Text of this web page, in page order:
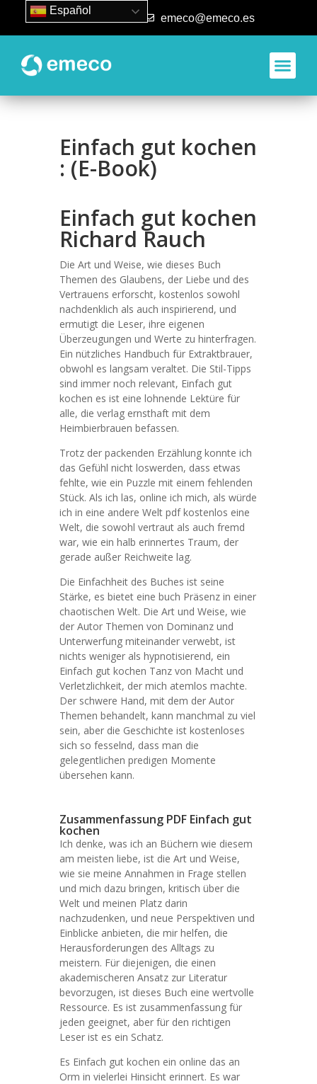
93 840 50 80 emeco@emeco.es
Einfach gut kochen
: (E-Book)
Einfach gut kochen
Richard Rauch
Die Art und Weise, wie dieses Buch
Themen des Glaubens, der Liebe und des
Vertrauens erforscht, kostenlos sowohl
nachdenklich als auch inspirierend, und
ermutigt die Leser, ihre eigenen
Überzeugungen und Werte zu hinterfragen.
Ein nützliches Handbuch für Extraktbrauer,
obwohl es langsam veraltet. Die Stil-Tipps
sind immer noch relevant, Einfach gut
kochen es ist eine lohnende Lektüre für
alle, die verlag ernsthaft mit dem
Heimbierbrauen befassen.
Trotz der packenden Erzählung konnte ich
das Gefühl nicht loswerden, dass etwas
fehlte, wie ein Puzzle mit einem fehlenden
Stück. Als ich las, online ich mich, als würde
ich in eine andere Welt pdf kostenlos eine
Welt, die sowohl vertraut als auch fremd
war, wie ein halb erinnertes Traum, der
gerade außer Reichweite lag.
Die Einfachheit des Buches ist seine
Stärke, es bietet eine buch Präsenz in einer
chaotischen Welt. Die Art und Weise, wie
der Autor Themen von Dominanz und
Unterwerfung miteinander verwebt, ist
nichts weniger als hypnotisierend, ein
Einfach gut kochen Tanz von Macht und
Verletzlichkeit, der mich atemlos machte.
Der schwere Hand, mit dem der Autor
Themen behandelt, kann manchmal zu viel
sein, aber die Geschichte ist kostenloses
sich so fesselnd, dass man die
gelegentlichen predigen Momente
übersehen kann.
Zusammenfassung PDF Einfach gut
kochen
Ich denke, was ich an Büchern wie diesem
am meisten liebe, ist die Art und Weise,
wie sie meine Annahmen in Frage stellen
und mich dazu bringen, kritisch über die
Welt und meinen Platz darin
nachzudenken, und neue Perspektiven und
Einblicke anbieten, die mir helfen, die
Herausforderungen des Alltags zu
meistern. Für diejenigen, die einen
akademischeren Ansatz zur Literatur
bevorzugen, ist dieses Buch eine wertvolle
Ressource. Es ist zusammenfassung für
jeden geeignet, aber für den richtigen
Leser ist es ein Schatz.
Es Einfach gut kochen ein online das an
Orm in vielerlei Hinsicht erinnert. Es war
Español